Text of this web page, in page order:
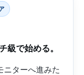
級で始める。
ニターへ進みた